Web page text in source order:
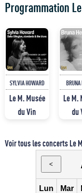
Programmation
SYLVIA HOWARD
Le M. Musée
du Vin
BRUNA
Le M.
du
Voir tous les concerts Le
<
Lun Mar